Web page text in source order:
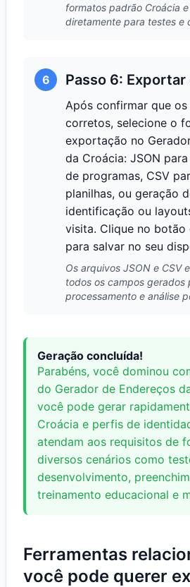
formatos padrão Croácia
diretamente para testes e
6 Passo 6: Exportar
Após confirmar que
corretos, selecione o
exportação no
da Croácia: JSON
de programas, CSV
planilhas, ou geração
identificação ou
visita. Clique no botão
para salvar no seu
Os arquivos JSON e CSV
todos os campos gerados
processamento e análise
Geração concluída!
Parabéns, você dominou
do Gerador de Endereços
você pode gerar
Croácia e perfis de
atendam aos requisitos de
diversos cenários como
desenvolvimento,
treinamento educacional e
Ferramentas
você pode querer